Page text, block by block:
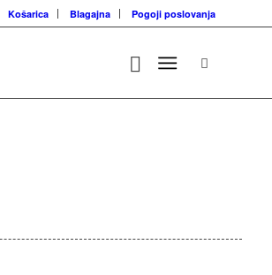
Košarica Blagajna Pogoji poslovanja